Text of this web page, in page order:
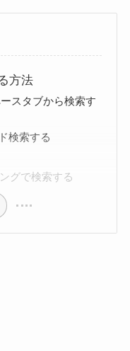
方法
スタブから検索す
検索する
グで検索する